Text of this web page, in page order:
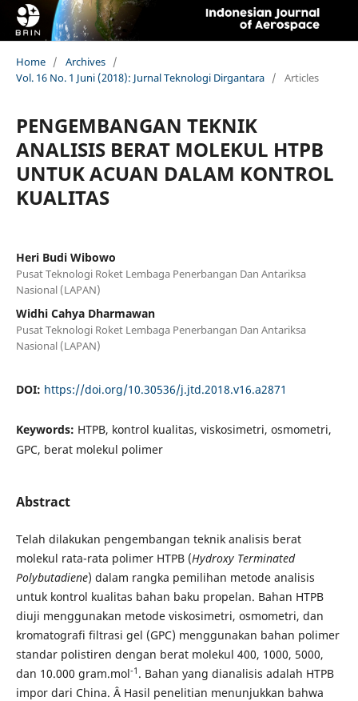
Home / Archives /
Vol. 16 No. 1 Juni (2018): Jurnal Teknologi Dirgantara / Articles
PENGEMBANGAN TEKNIK
ANALISIS BERAT MOLEKUL HTPB
UNTUK ACUAN DALAM KONTROL
KUALITAS
Heri Budi Wibowo
Pusat Teknologi Roket Lembaga Penerbangan Dan Antariksa
Nasional (LAPAN)
Widhi Cahya Dharmawan
Pusat Teknologi Roket Lembaga Penerbangan Dan Antariksa
Nasional (LAPAN)
DOI: https://doi.org/10.30536/j.jtd.2018.v16.a2871
Keywords: HTPB, kontrol kualitas, viskosimetri, osmometri,
GPC, berat molekul polimer
Abstract
Telah dilakukan pengembangan teknik analisis berat
molekul rata-rata polimer HTPB (Hydroxy Terminated
Polybutadiene) dalam rangka pemilihan metode analisis
untuk kontrol kualitas bahan baku propelan. Bahan HTPB
diuji menggunakan metode viskosimetri, osmometri, dan
kromatografi filtrasi gel (GPC) menggunakan bahan polimer
standar polistiren dengan berat molekul 400, 1000, 5000,
dan 10.000 gram.mol-1 . Bahan yang dianalisis adalah HTPB
impor dari China. Â Hasil penelitian menunjukkan bahwa